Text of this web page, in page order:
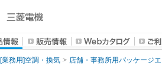
[業務用]空調・換気 店舗・事務所用パッケージ